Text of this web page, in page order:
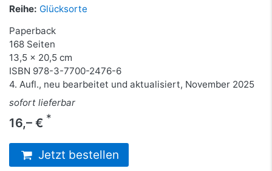
Reihe: Glücksorte
Paperback
168 Seiten
13,5 x 20,5 cm
ISBN 978-3-7700-2476-6
4. Aufl., neu bearbeitet und aktualisiert, November 2025
sofort lieferbar
16,– € *
Jetzt bestellen